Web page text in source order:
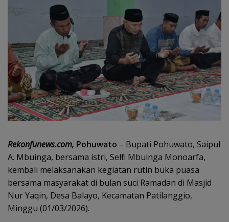
Rekonfunews.com, Pohuwato – Bupati Pohuwato, Saipul
A. Mbuinga, bersama istri, Selfi Mbuinga Monoarfa,
kembali melaksanakan kegiatan rutin buka puasa
bersama masyarakat di bulan suci Ramadan di Masjid
Nur Yaqin, Desa Balayo, Kecamatan Patilanggio,
Minggu (01/03/2026).